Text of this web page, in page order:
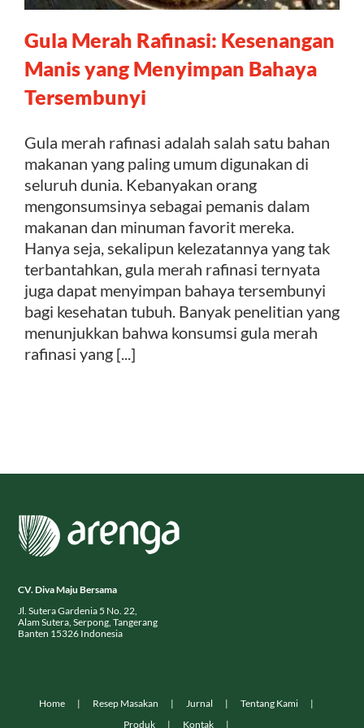
Kontak
Gula Merah Rafinasi: Kesenangan
Manis yang Menyimpan Bahaya
Tersembunyi
Gula merah rafinasi adalah salah satu bahan
makanan yang paling umum digunakan di
seluruh dunia. Kebanyakan orang
mengonsumsinya sebagai pemanis dalam
makanan dan minuman favorit mereka.
Hanya seja, sekalipun kelezatannya yang tak
terbantahkan, gula merah rafinasi ternyata
juga dapat menyimpan bahaya tersembunyi
bagi kesehatan tubuh. Banyak penelitian yang
menunjukkan bahwa konsumsi gula merah
rafinasi yang [...]
CV. Diva Maju Bersama
Jl. Sutera Gardenia 5 No. 22,
Alam Sutera, Serpong, Tangerang
Banten 15326 Indonesia
Home Resep Masakan Jurnal
Tentang Kami
Produk
Kontak